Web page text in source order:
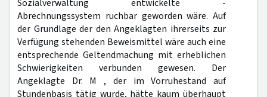
Sozialverwaltung entwickelte -
Abrechnungssystem ruchbar geworden wäre. Auf
der Grundlage der den Angeklagten ihrerseits zur
Verfügung stehenden Beweismittel wäre auch eine
entsprechende Geltendmachung mit erheblichen
Schwierigkeiten verbunden gewesen. Der
Angeklagte Dr. M , der im Vorruhestand auf
Stundenbasis tätig wurde, hätte kaum überhaupt